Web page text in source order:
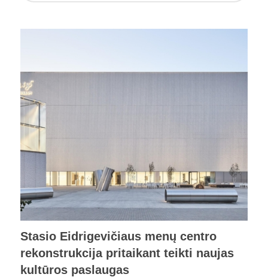
Stasio Eidrigevičiaus menų centro
rekonstrukcija pritaikant teikti naujas
kultūros paslaugas